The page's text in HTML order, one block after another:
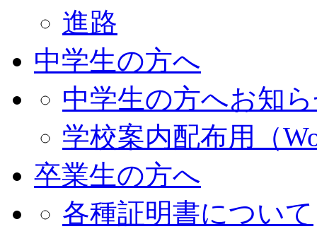
進路
中学生の方へ
中学生の方へお知
学校案内配布用（
卒業生の方へ
各種証明書について